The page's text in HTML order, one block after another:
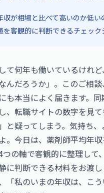
収が相場と比べて高いのか低い
を客観的に判断できるチェック
て何年も働いているけれ
んだろうか」。このご相
も本当によく届きます。
、転職サイトの数字を見
と疑ってしまう。気持ち、
。今日は、薬剤師平均年
の軸で客観的に整理して
に判断できる材料をお渡
「私のいまの年収は、こう